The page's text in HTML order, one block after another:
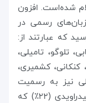
شده‌است. افزون
زبان‌های رسمی در
شده‌اند به ۲۲ زبان رسید که عبارتند از:
تلوگو، تامیلی،
کنکانی، کشمیری،
نیز به رسمیت
شناخته شده‌اند.این زبان‌ها به دو شاخه اصلیدراویدی (۲۲٪) که